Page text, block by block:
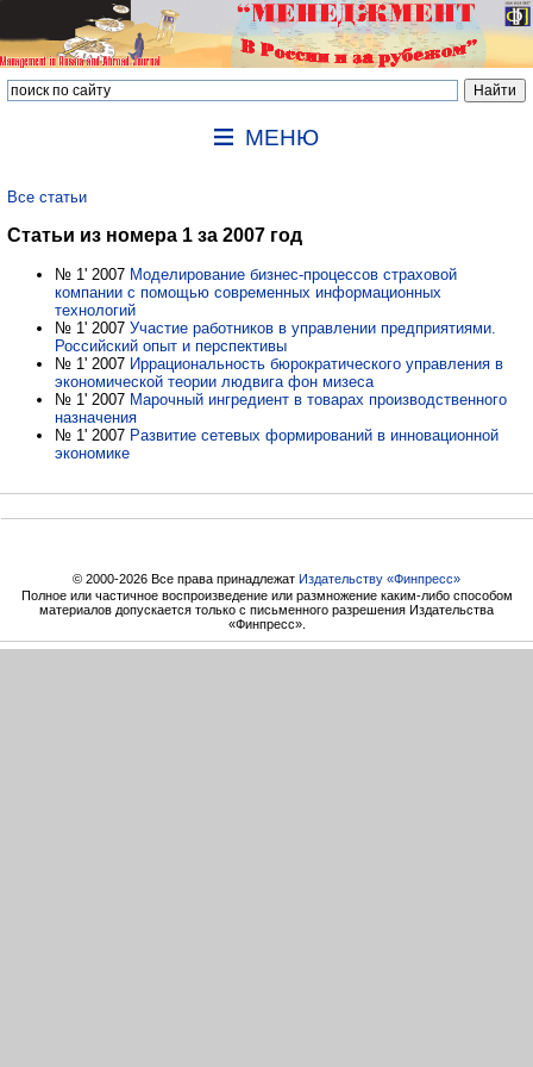
МЕНЮ
Все статьи
Статьи из номера 1 за 2007 год
№ 1' 2007 Моделирование бизнес-процессов страховой
компании с помощью современных информационных
технологий
№ 1' 2007 Участие работников в управлении предприятиями.
Российский опыт и перспективы
№ 1' 2007 Иррациональность бюрократического управления в
экономической теории людвига фон мизеса
№ 1' 2007 Марочный ингредиент в товарах производственного
назначения
№ 1' 2007 Развитие сетевых формирований в инновационной
экономике
© 2000-2026 Все права принадлежат Издательству «Финпресс»
Полное или частичное воспроизведение или размножение каким-либо способом
материалов допускается только с письменного разрешения Издательства
«Финпресс».